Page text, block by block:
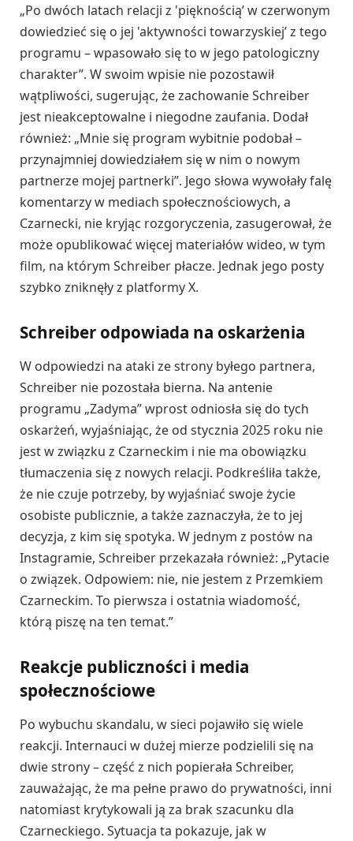
„Po dwóch latach relacji z 'pięknością’ w czerwonym
dowiedzieć się o jej 'aktywności towarzyskiej’ z tego
programu – wpasowało się to w jego patologiczny
charakter”. W swoim wpisie nie pozostawił
wątpliwości, sugerując, że zachowanie Schreiber
jest nieakceptowalne i niegodne zaufania. Dodał
również: „Mnie się program wybitnie podobał –
przynajmniej dowiedziałem się w nim o nowym
partnerze mojej partnerki”. Jego słowa wywołały falę
komentarzy w mediach społecznościowych, a
Czarnecki, nie kryjąc rozgoryczenia, zasugerował, że
może opublikować więcej materiałów wideo, w tym
film, na którym Schreiber płacze. Jednak jego posty
szybko zniknęły z platformy X.
Schreiber odpowiada na oskarżenia
W odpowiedzi na ataki ze strony byłego partnera,
Schreiber nie pozostała bierna. Na antenie
programu „Zadyma” wprost odniosła się do tych
oskarżeń, wyjaśniając, że od stycznia 2025 roku nie
jest w związku z Czarneckim i nie ma obowiązku
tłumaczenia się z nowych relacji. Podkreśliła także,
że nie czuje potrzeby, by wyjaśniać swoje życie
osobiste publicznie, a także zaznaczyła, że to jej
decyzja, z kim się spotyka. W jednym z postów na
Instagramie, Schreiber przekazała również: „Pytacie
o związek. Odpowiem: nie, nie jestem z Przemkiem
Czarneckim. To pierwsza i ostatnia wiadomość,
którą piszę na ten temat.”
Reakcje publiczności i media
społecznościowe
Po wybuchu skandalu, w sieci pojawiło się wiele
reakcji. Internauci w dużej mierze podzielili się na
dwie strony – część z nich popierała Schreiber,
zauważając, że ma pełne prawo do prywatności, inni
natomiast krytykowali ją za brak szacunku dla
Czarneckiego. Sytuacja ta pokazuje, jak w